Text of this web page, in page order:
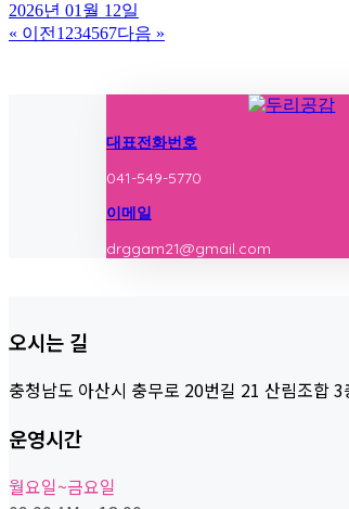
2026년 01월 12일
« 이전 1 234567다음 »
대표전화번호
041-549-5770
이메일
drggam21@gmail.com
오시는 길
충청남도 아산시 충무로 20번길 21 산림조합 3
운영시간
월요일~금요일